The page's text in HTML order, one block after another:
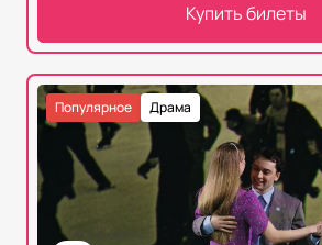
Купить билеты
Драма
Популярное